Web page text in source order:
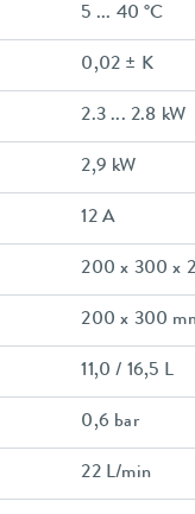
5 ... 40 °C
0,02 ± K
2.3 ... 2.8 kW
2,9 kW
12 A
200 x 300 x
200 x 300
11,0 / 16,5 L
0,6 bar
22 L/min